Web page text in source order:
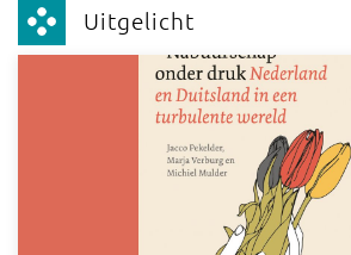
Uitgelicht